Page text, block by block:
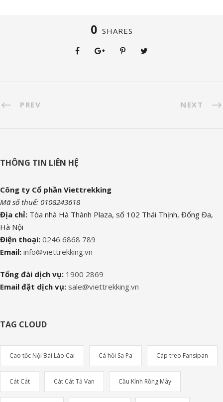
0 SHARES
PREV NEXT
THÔNG TIN LIÊN HỆ
Công ty Cổ phần Viettrekking
Mã số thuế: 0108243618
Địa chỉ: Tòa nhà Hà Thành Plaza, số 102 Thái Thịnh, Đống Đa,
Hà Nội
Điện thoại: 0246 6868 789
Email: info@viettrekking.vn
Tổng đài dịch vụ: 1900 2869
Email đặt dịch vụ: sale@viettrekking.vn
TAG CLOUD
Cao tốc Nội Bài Lào Cai Cá hồi Sa Pa Cáp treo Fansipan
Cát Cát Cát Cát Tả Van Cầu Kính Rồng Mây